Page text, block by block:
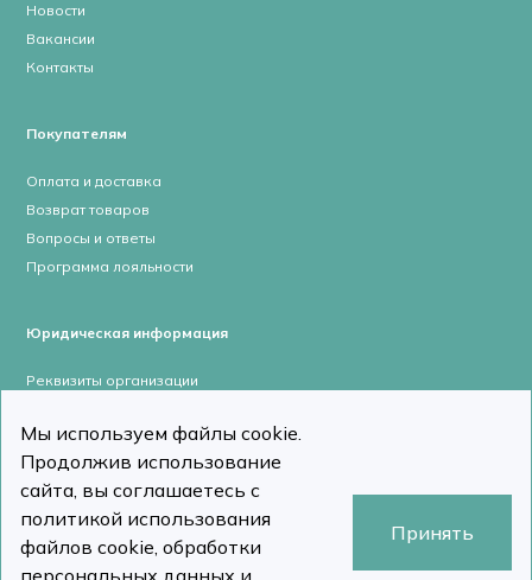
Новости
Вакансии
Контакты
Покупателям
Оплата и доставка
Возврат товаров
Вопросы и ответы
Программа лояльности
Юридическая информация
Реквизиты организации
Пользовательское соглашение
Политика конфиденциальности
Мы используем файлы cookie.
Продолжив использование
сайта, вы соглашаетесь с
политикой использования
файлов cookie, обработки
персональных данных и
Принять